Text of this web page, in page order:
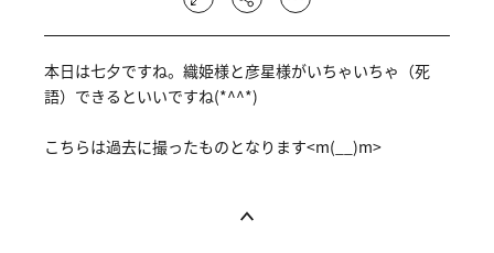
本日は七夕ですね。織姫様と彦星様がいちゃいちゃ（死
語）できるといいですね(*^^*)
こちらは過去に撮ったものとなります<m(__)m>